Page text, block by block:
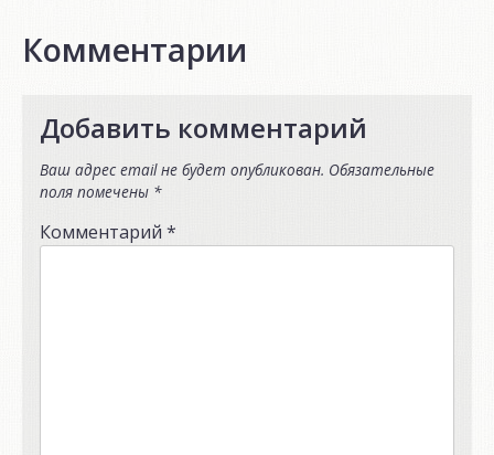
Комментарии
Добавить комментарий
Ваш адрес email не будет опубликован. Обязательные
поля помечены *
Комментарий *